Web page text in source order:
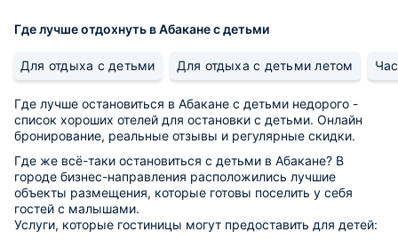
Где лучше отдохнуть в Абакане с детьми
Для отдыха с детьми Для отдыха с детьми летом
Где лучше остановиться в Абакане с детьми недорого -
список хороших отелей для остановки с детьми. Онлайн
бронирование, реальные отзывы и регулярные скидки.
Где же всё-таки остановиться с детьми в Абакане? В
городе бизнес-направления расположились лучшие
объекты размещения, которые готовы поселить у себя
гостей с малышами.
Услуги, которые гостиницы могут предоставить для детей: